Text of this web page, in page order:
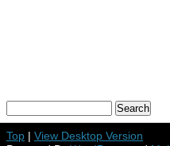
Top | View Desktop Version